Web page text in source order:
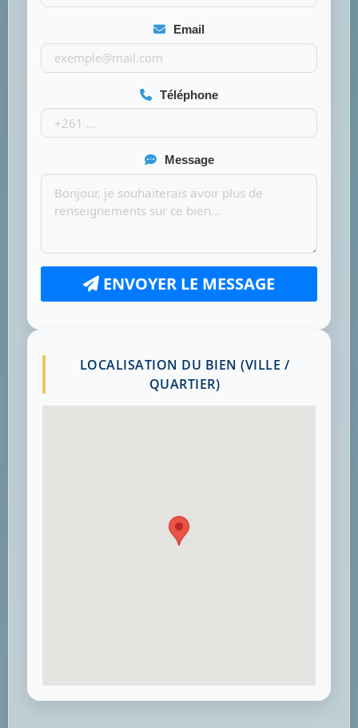
Email
Téléphone
Message
ENVOYER LE MESSAGE
LOCALISATION DU BIEN (VILLE /
QUARTIER)